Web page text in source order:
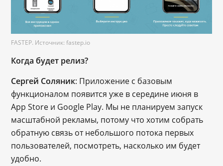
FASTEP. Источник: fastep.io
Когда будет релиз?
Сергей Соляник: Приложение с базовым
функционалом появится уже в середине июня в
App Store и Google Play. Мы не планируем запуск
масштабной рекламы, потому что хотим собрать
обратную связь от небольшого потока первых
пользователей, посмотреть, насколько им будет
удобно.